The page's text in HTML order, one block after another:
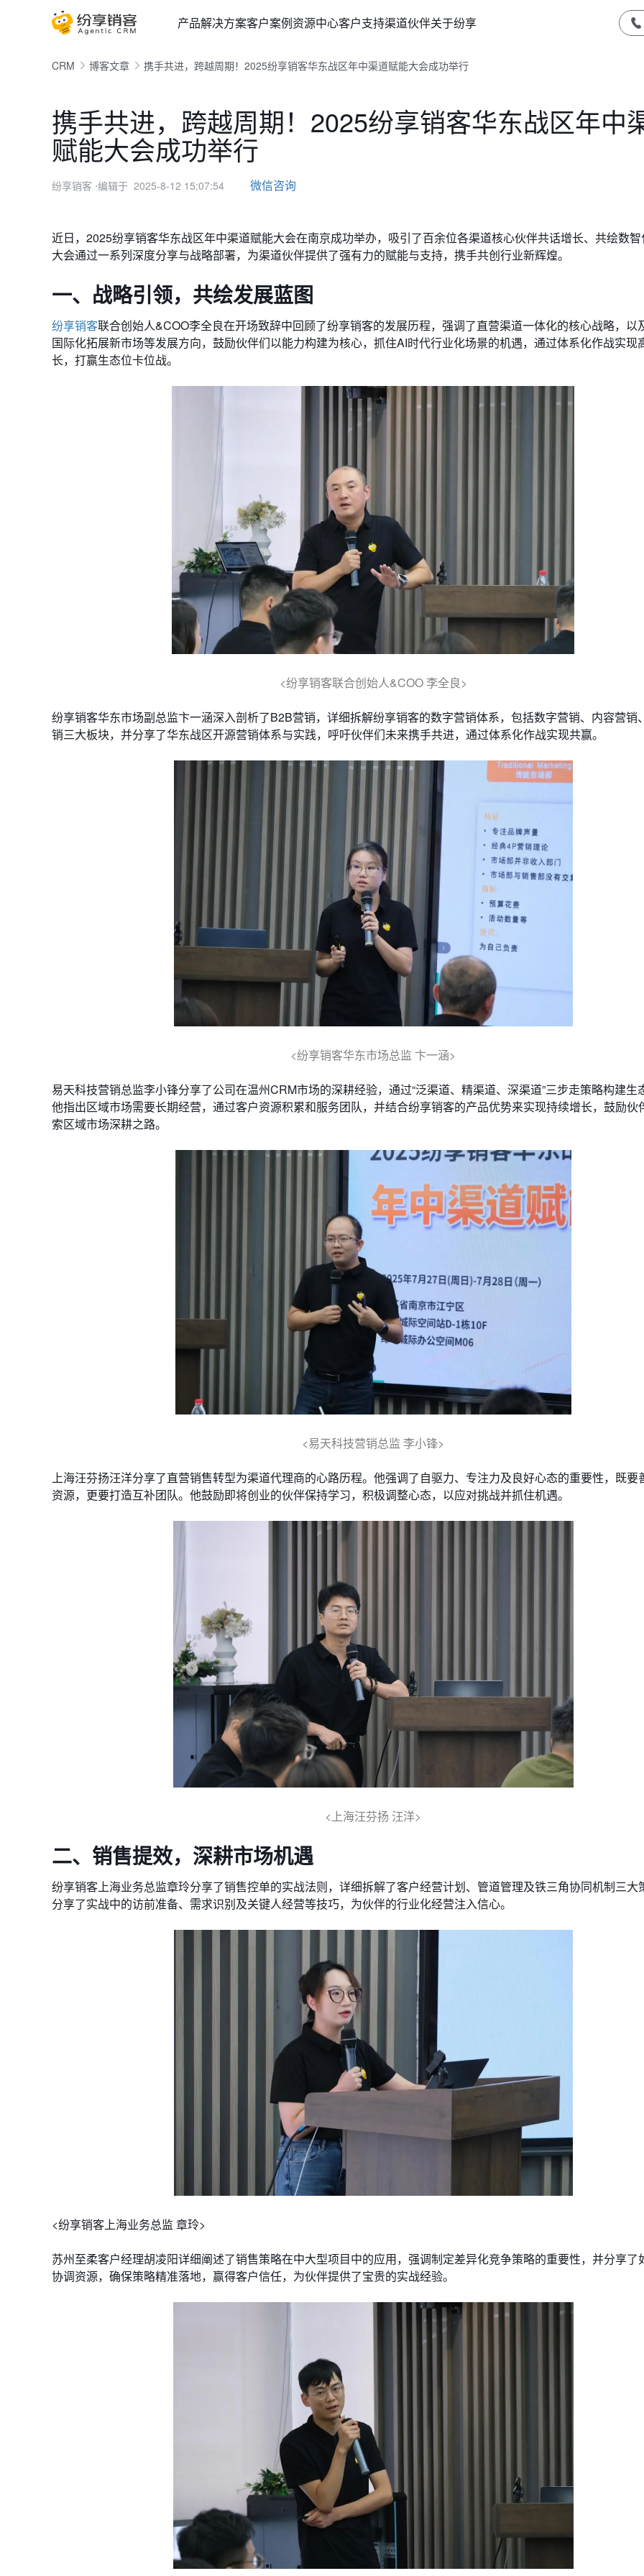
产品解决方案客户案例资源中心客户支持渠道伙伴关于纷享
CRM 博客文章 携手共进，跨越周期！2025纷享销客华东战区年中渠道赋能大会成功举行
携手共进，跨越周期！2025纷享销客华东战区年中
赋能大会成功举行
纷享销客 ⋅编辑于 2025-8-12 15:07:54 微信咨询
近日，2025纷享销客华东战区年中渠道赋能大会在南京成功举办，吸引了百余位各渠道核心伙伴共话增长、共绘数
大会通过一系列深度分享与战略部署，为渠道伙伴提供了强有力的赋能与支持，携手共创行业新辉煌。
一、战略引领，共绘发展蓝图
纷享销客联合创始人&COO李全良在开场致辞中回顾了纷享销客的发展历程，强调了直营渠道一体化的核心战略，以
国际化拓展新市场等发展方向，鼓励伙伴们以能力构建为核心，抓住AI时代行业化场景的机遇，通过体系化作战实现
长，打赢生态位卡位战。
<纷享销客联合创始人&COO 李全良>
纷享销客华东市场副总监卞一涵深入剖析了B2B营销，详细拆解纷享销客的数字营销体系，包括数字营销、内容营销
销三大板块，并分享了华东战区开源营销体系与实践，呼吁伙伴们未来携手共进，通过体系化作战实现共赢。
<纷享销客华东市场总监 卞一涵>
易天科技营销总监李小锋分享了公司在温州CRM市场的深耕经验，通过“泛渠道、精渠道、深渠道”三步走策略构建生
他指出区域市场需要长期经营，通过客户资源积累和服务团队，并结合纷享销客的产品优势来实现持续增长，鼓励伙
索区域市场深耕之路。
<易天科技营销总监 李小锋>
上海汪芬扬汪洋分享了直营销售转型为渠道代理商的心路历程。他强调了自驱力、专注力及良好心态的重要性，既要
资源，更要打造互补团队。他鼓励即将创业的伙伴保持学习，积极调整心态，以应对挑战并抓住机遇。
<上海汪芬扬 汪洋>
二、销售提效，深耕市场机遇
纷享销客上海业务总监章玲分享了销售控单的实战法则，详细拆解了客户经营计划、管道管理及铁三角协同机制三大
分享了实战中的访前准备、需求识别及关键人经营等技巧，为伙伴的行业化经营注入信心。
<纷享销客上海业务总监 章玲>
苏州至柔客户经理胡凌阳详细阐述了销售策略在中大型项目中的应用，强调制定差异化竞争策略的重要性，并分享了
协调资源，确保策略精准落地，赢得客户信任，为伙伴提供了宝贵的实战经验。